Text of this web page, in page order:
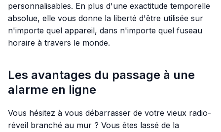
personnalisables. En plus d'une exactitude temporelle
absolue, elle vous donne la liberté d'être utilisée sur
n'importe quel appareil, dans n'importe quel fuseau
horaire à travers le monde.
Les avantages du passage à une
alarme en ligne
Vous hésitez à vous débarrasser de votre vieux radio-
réveil branché au mur ? Vous êtes lassé de la